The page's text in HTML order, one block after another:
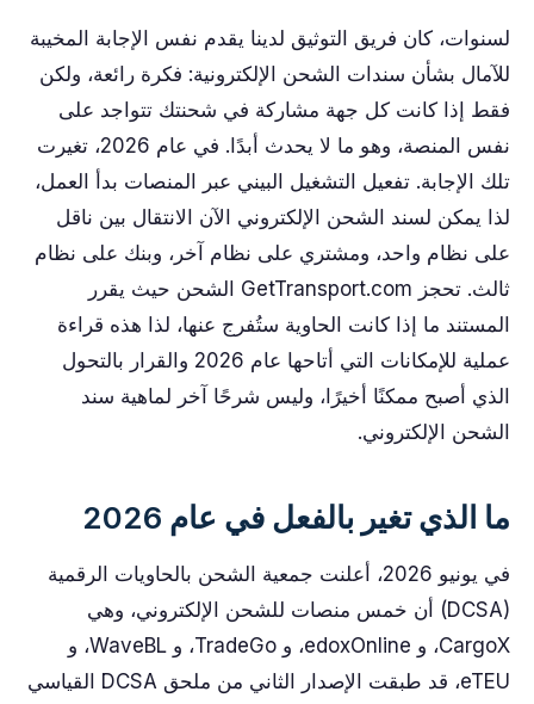
لسنوات، كان فريق التوثيق لدينا يقدم نفس الإجابة المخيبة
للآمال بشأن سندات الشحن الإلكترونية: فكرة رائعة، ولكن
فقط إذا كانت كل جهة مشاركة في شحنتك تتواجد على
نفس المنصة، وهو ما لا يحدث أبدًا. في عام 2026، تغيرت
تلك الإجابة. تفعيل التشغيل البيني عبر المنصات بدأ العمل،
لذا يمكن لسند الشحن الإلكتروني الآن الانتقال بين ناقل
على نظام واحد، ومشتري على نظام آخر، وبنك على نظام
ثالث. تحجز GetTransport.com الشحن حيث يقرر
المستند ما إذا كانت الحاوية ستُفرج عنها، لذا هذه قراءة
عملية للإمكانات التي أتاحها عام 2026 والقرار بالتحول
الذي أصبح ممكنًا أخيرًا، وليس شرحًا آخر لماهية سند
الشحن الإلكتروني.
ما الذي تغير بالفعل في عام 2026
في يونيو 2026، أعلنت جمعية الشحن بالحاويات الرقمية
(DCSA) أن خمس منصات للشحن الإلكتروني، وهي
CargoX، و edoxOnline، و TradeGo، و WaveBL، و
eTEU، قد طبقت الإصدار الثاني من ملحق DCSA القياسي